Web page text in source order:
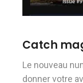
Catch
Le nouveau
donner votre